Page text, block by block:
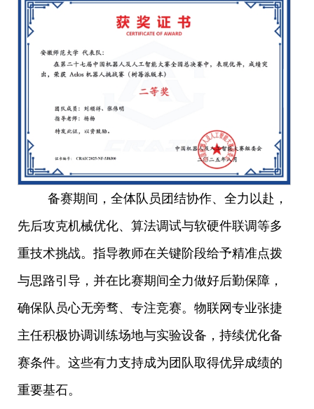
备赛期间，全体队员团结协作、全力以赴，
先后攻克机械优化、算法调试与软硬件联调等多
重技术挑战。指导教师在关键阶段给予精准点拨
与思路引导，并在比赛期间全力做好后勤保障，
确保队员心无旁骛、专注竞赛。物联网专业张捷
主任积极协调训练场地与实验设备，持续优化备
赛条件。这些有力支持成为团队取得优异成绩的
重要基石。